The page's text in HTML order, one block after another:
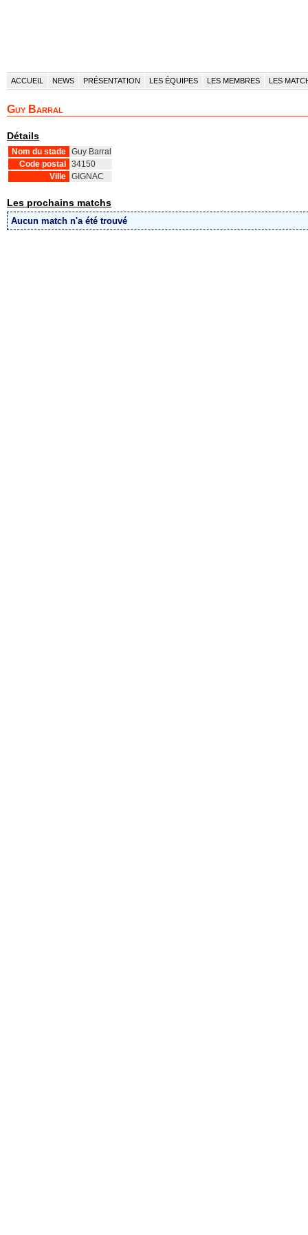
ACCUEIL NEWS PRÉSENTATION LES ÉQUIPES LES MEMBRES LES
Guy Barral
Détails
Nom du stade Guy Barral
Code postal
34150
Ville GIGNAC
Les prochains matchs
Aucun match n'a été trouvé